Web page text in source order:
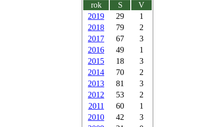
rok S
V
2019
29
1
2018
79
2
2017
67
3
2016
49
1
2015
18
3
2014
70
2
2013
81
3
2012
53
2
2011
60
1
2010
42
3